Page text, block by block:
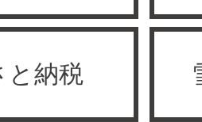
と納税